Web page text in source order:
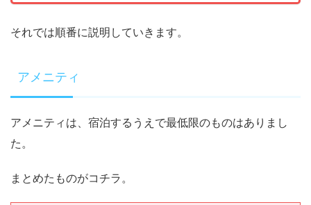
それでは順番に説明していきます。
アメニティ
アメニティは、宿泊するうえで最低限のものはありまし
た。
まとめたものがコチラ。